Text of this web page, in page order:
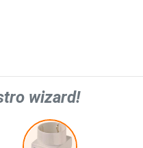
wizard!